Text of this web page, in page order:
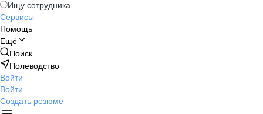
Ищу сотрудника
Сервисы
Помощь
Ещё
Поиск
Полеводство
Войти
Войти
Создать резюме